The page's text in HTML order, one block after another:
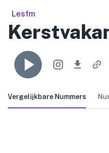
Lesfm
Vergelijkbare Nummers